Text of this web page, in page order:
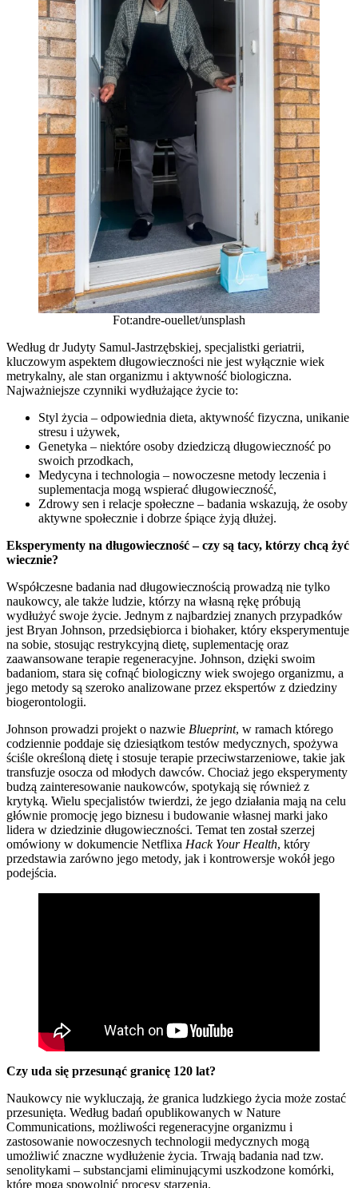
Fot:andre-ouellet/unsplash
Według dr Judyty Samul-Jastrzębskiej, specjalistki geriatrii,
kluczowym aspektem długowieczności nie jest wyłącznie wiek
metrykalny, ale stan organizmu i aktywność biologiczna.
Najważniejsze czynniki wydłużające życie to:
Styl życia – odpowiednia dieta, aktywność fizyczna, unikanie
stresu i używek,
Genetyka – niektóre osoby dziedziczą długowieczność po
swoich przodkach,
Medycyna i technologia – nowoczesne metody leczenia i
suplementacja mogą wspierać długowieczność,
Zdrowy sen i relacje społeczne – badania wskazują, że osoby
aktywne społecznie i dobrze śpiące żyją dłużej.
Eksperymenty na długowieczność – czy są tacy, którzy chcą żyć
wiecznie?
Współczesne badania nad długowiecznością prowadzą nie tylko
naukowcy, ale także ludzie, którzy na własną rękę próbują
wydłużyć swoje życie. Jednym z najbardziej znanych przypadków
jest Bryan Johnson, przedsiębiorca i biohaker, który eksperymentuje
na sobie, stosując restrykcyjną dietę, suplementację oraz
zaawansowane terapie regeneracyjne. Johnson, dzięki swoim
badaniom, stara się cofnąć biologiczny wiek swojego organizmu, a
jego metody są szeroko analizowane przez ekspertów z dziedziny
biogerontologii.
Johnson prowadzi projekt o nazwie Blueprint, w ramach którego
codziennie poddaje się dziesiątkom testów medycznych, spożywa
ściśle określoną dietę i stosuje terapie przeciwstarzeniowe, takie jak
transfuzje osocza od młodych dawców. Chociaż jego eksperymenty
budzą zainteresowanie naukowców, spotykają się również z
krytyką. Wielu specjalistów twierdzi, że jego działania mają na celu
głównie promocję jego biznesu i budowanie własnej marki jako
lidera w dziedzinie długowieczności. Temat ten został szerzej
omówiony w dokumencie Netflixa Hack Your Health, który
przedstawia zarówno jego metody, jak i kontrowersje wokół jego
podejścia.
Czy uda się przesunąć granicę 120 lat?
Naukowcy nie wykluczają, że granica ludzkiego życia może zostać
przesunięta. Według badań opublikowanych w Nature
Communications, możliwości regeneracyjne organizmu i
zastosowanie nowoczesnych technologii medycznych mogą
umożliwić znaczne wydłużenie życia. Trwają badania nad tzw.
senolitykami – substancjami eliminującymi uszkodzone komórki,
które mogą spowolnić procesy starzenia.